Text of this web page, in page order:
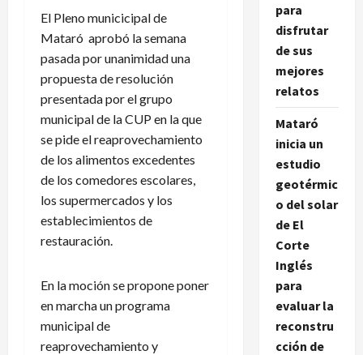
El Pleno municicipal de
Mataró aprobó la semana
pasada por unanimidad una
propuesta de resolución
presentada por el grupo
municipal de la CUP en la que
se pide el reaprovechamiento
de los alimentos excedentes
de los comedores escolares,
los supermercados y los
establecimientos de
restauración.
En la moción se propone poner
en marcha un programa
municipal de
reaprovechamiento y
para
disfrutar
de sus
mejores
relatos
Mataró
inicia un
estudio
geotérmic
o del solar
de El
Corte
Inglés
para
evaluar la
reconstru
cción de